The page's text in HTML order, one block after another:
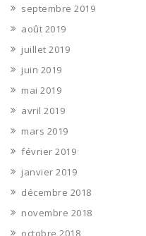
septembre 2019
août 2019
juillet 2019
juin 2019
mai 2019
avril 2019
mars 2019
février 2019
janvier 2019
décembre 2018
novembre 2018
octobre 2018